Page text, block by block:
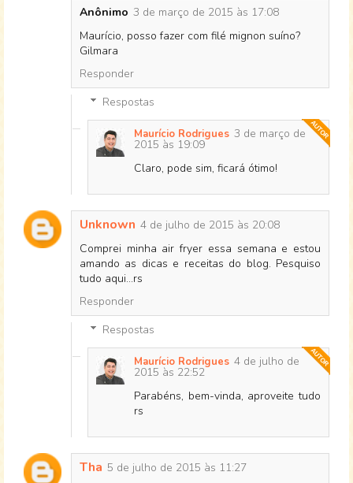
Anônimo 3 de março de 2015 às 17:08
Maurício, posso fazer com filé mignon suíno?
Gilmara
Responder
Respostas
Maurício Rodrigues 3 de março de
2015 às 19:09
Claro, pode sim, ficará ótimo!
Unknown 4 de julho de 2015 às 20:08
Comprei minha air fryer essa semana e estou
amando as dicas e receitas do blog. Pesquiso
tudo aqui...rs
Responder
Respostas
Maurício Rodrigues 4 de julho de
2015 às 22:52
Parabéns, bem-vinda, aproveite tudo
rs
Tha 5 de julho de 2015 às 11:27